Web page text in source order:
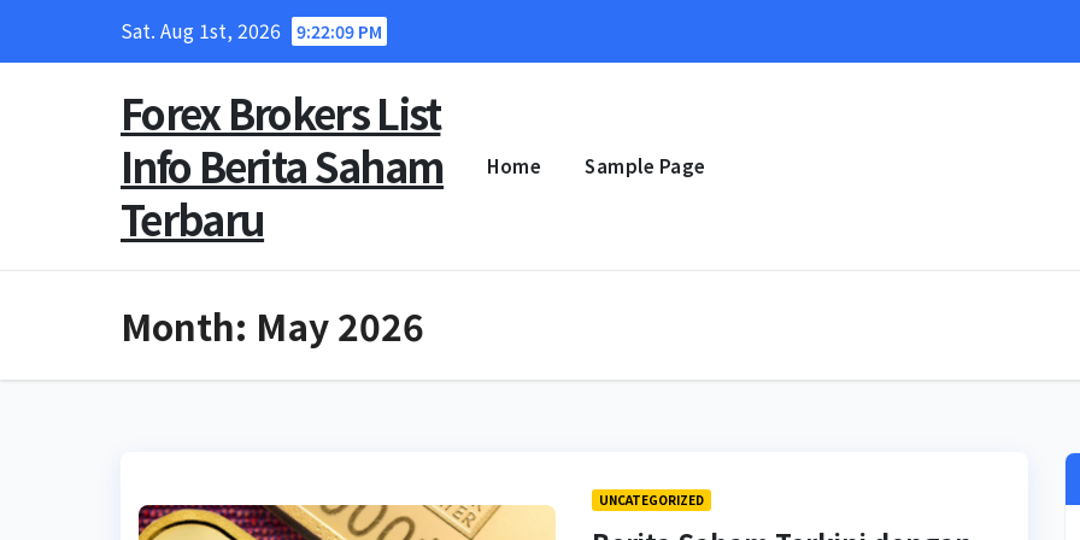
Sat. Aug 1st, 2026 9:22:10 PM
Forex Brokers List
Info Berita Saham
Terbaru
Home Sample Page
Month: May 2026
UNCATEGORIZED